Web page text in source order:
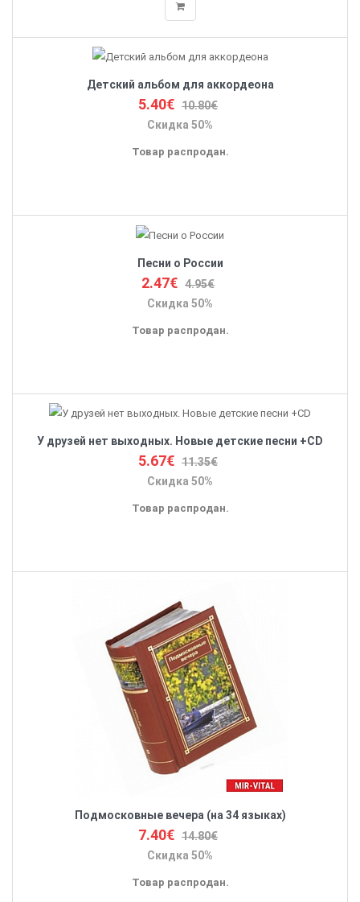
Детский альбом для аккордеона
5.40€ 10.80€
Скидка 50%
Товар распродан.
Песни о России
2.47€ 4.95€
Скидка 50%
Товар распродан.
У друзей нет выходных. Новые детские песни +CD
5.67€ 11.35€
Скидка 50%
Товар распродан.
Подмосковные вечера (на 34 языках)
7.40€ 14.80€
Скидка 50%
Товар распродан.